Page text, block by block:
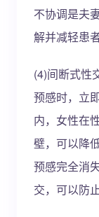
不协调是夫
解并减轻患
(4)间断式性
预感时，立
内，女性在
壁，可以降
预感完全消
交，可以防